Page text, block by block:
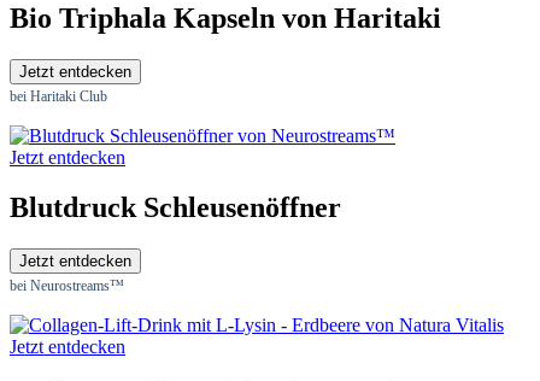
Bio Triphala Kapseln von Haritaki
Jetzt entdecken
bei Haritaki Club
Jetzt entdecken
Blutdruck Schleusenöffner
Jetzt entdecken
bei Neurostreams™
Jetzt entdecken